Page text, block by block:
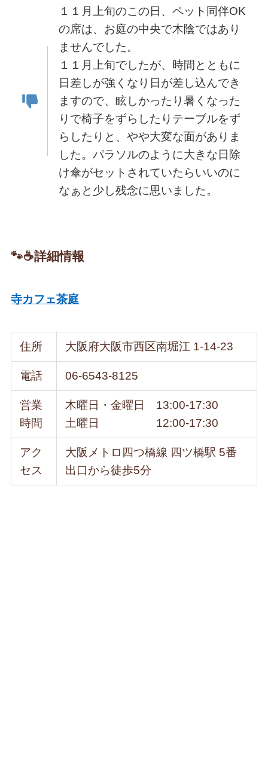
１１月上旬のこの日、ペット同伴OK
の席は、お庭の中央で木陰ではあり
ませんでした。
１１月上旬でしたが、時間とともに
日差しが強くなり日が差し込んでき
ますので、眩しかったり暑くなった
りで椅子をずらしたりテーブルをず
らしたりと、やや大変な面がありま
した。パラソルのように大きな日除
け傘がセットされていたらいいのに
なぁと少し残念に思いました。
🐾☕️詳細情報
寺カフェ茶庭
住所 大阪府大阪市西区南堀江 1-14-23
電話 06-6543-8125
営業
時間
木曜日・金曜日 13:00-17:30
土曜日 12:00-17:30
アク
セス
大阪メトロ四つ橋線 四ツ橋駅 5番
出口から徒歩5分